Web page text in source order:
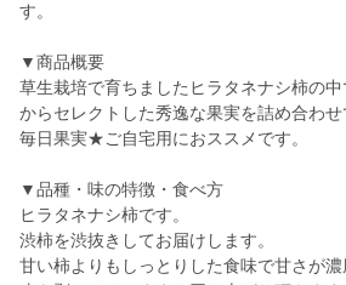
す。
▼商品概要
草生栽培で育ちましたヒラタネナシ柿の
からセレクトした秀逸な果実を詰め合わせ
毎日果実★ご自宅用におススメです。
▼品種・味の特徴・食べ方
ヒラタネナシ柿です。
渋柿を渋抜きしてお届けします。
甘い柿よりもしっとりした食味で甘さが濃